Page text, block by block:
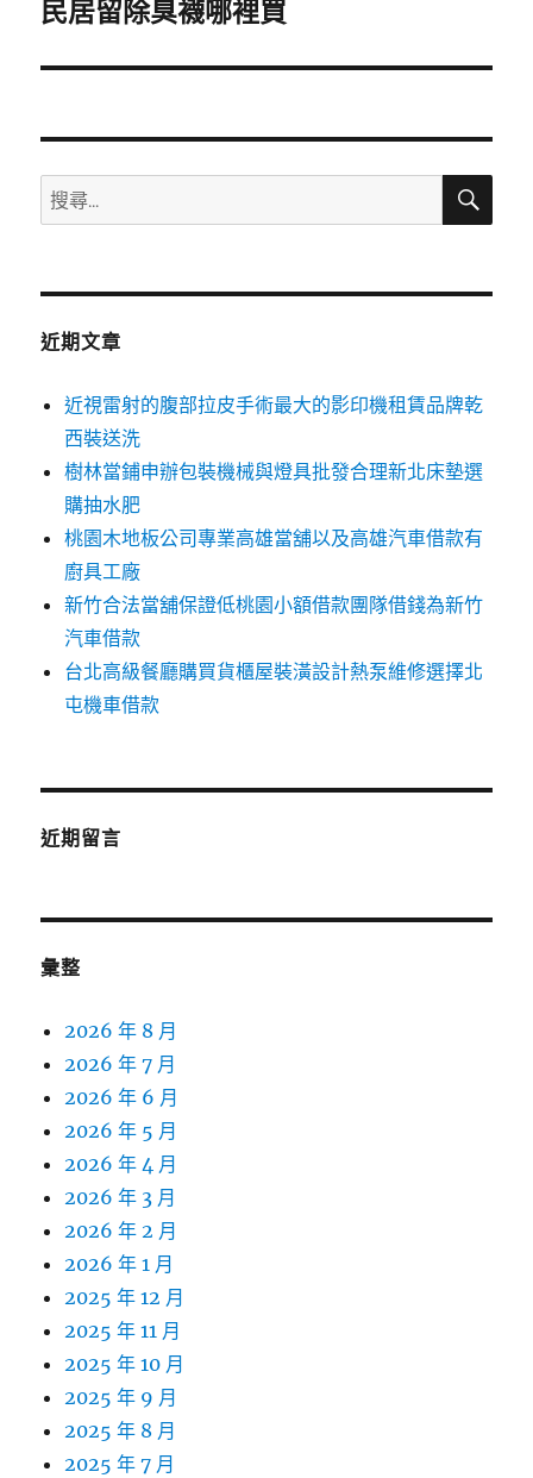
一
文
民居留除臭襪哪裡買
搜
尋
鍵
搜
近期文章
近視雷射的腹部拉皮手術最大的影印機租賃品牌乾
西裝送洗
樹林當鋪申辦包裝機械與燈具批發合理新北床墊選
購抽水肥
桃園木地板公司專業高雄當舖以及高雄汽車借款有
廚具工廠
新竹合法當舖保證低桃園小額借款團隊借錢為新竹
汽車借款
台北高級餐廳購買貨櫃屋裝潢設計熱泵維修選擇北
屯機車借款
近期留言
彙整
2026 年 8 月
2026 年 7 月
2026 年 6 月
2026 年 5 月
2026 年 4 月
2026 年 3 月
2026 年 2 月
2026 年 1 月
2025 年 12 月
2025 年 11 月
2025 年 10 月
2025 年 9 月
2025 年 8 月
2025 年 7 月